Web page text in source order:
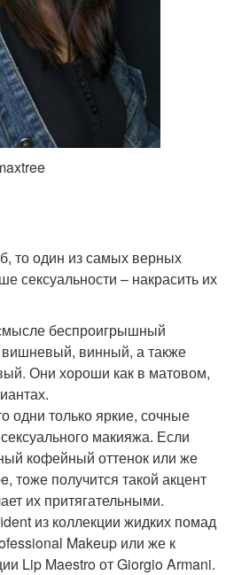
то один из самых верных
сексуальности – накрасить их
беспроигрышный
вишневый, винный, а также
Они хороши как в матовом,
одни только яркие, сочные
макияжа. Если
кофейный оттенок или же
тоже получится такой акцент
их притягательными.
из коллекции жидких помад
Makeup или же к
Lip Maestro от Giorgio Armani.